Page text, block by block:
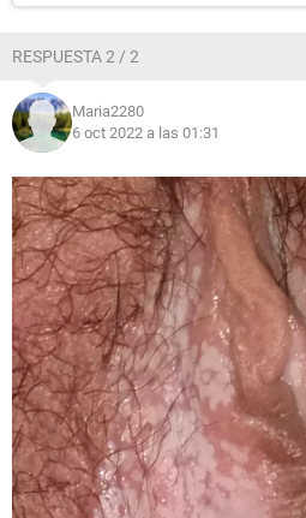
RESPUESTA 2 / 2
Maria2280
6 oct 2022 a las 01:31